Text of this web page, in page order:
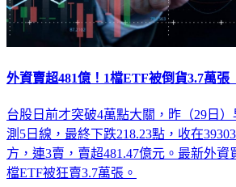
外資賣超481億！1檔ETF被倒貨3.7萬
台股日前才突破4萬點大關，昨（29日）
測5日線，最終下跌218.23點，收在
方，連3賣，賣超481.47億元。最新外資
檔ETF被狂賣3.7萬張。